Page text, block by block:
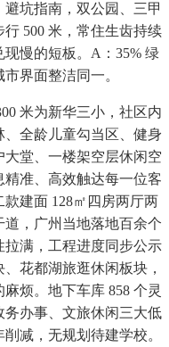
坑指南，双公园、三甲
500 米，常住生齿持续
慢的短板。A：35% 绿
界面整洁同一。
米为新华三小，社区内
全龄儿童勾当区、健身
堂、一楼架空层休闲空
准、高效触达每一位客
建面 128㎡四房两厅两
，广州当地落地百余个
满，工程进度同步公示
花都湖旅逛休闲板块，
烦。地下车库 858 个灵
办事、文旅休闲三大低
减，无规划待建学校。